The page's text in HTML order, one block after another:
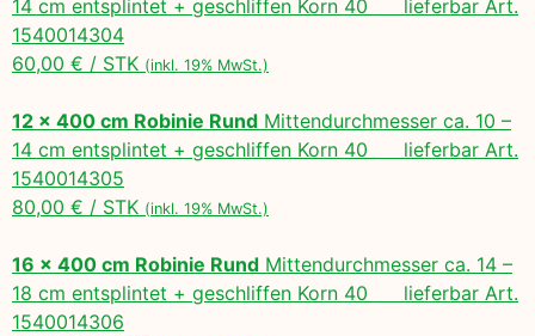
14 cm entsplintet + geschliffen Korn 40 lieferbar Art.
1540014304
60,00 € / STK (inkl. 19% MwSt.)
12 x 400 cm Robinie Rund Mittendurchmesser ca. 10 –
14 cm entsplintet + geschliffen Korn 40 lieferbar Art.
1540014305
80,00 € / STK (inkl. 19% MwSt.)
16 x 400 cm Robinie Rund Mittendurchmesser ca. 14 –
18 cm entsplintet + geschliffen Korn 40 lieferbar Art.
1540014306